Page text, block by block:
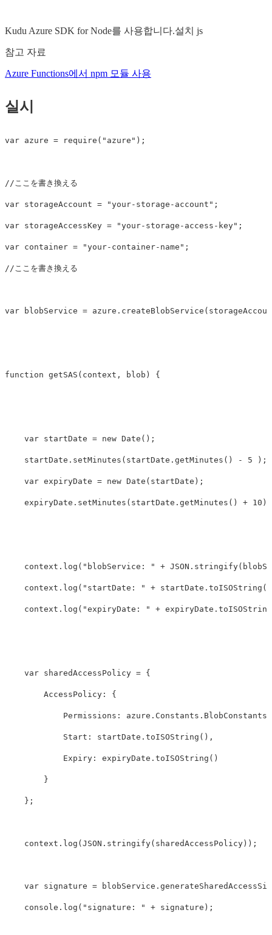
Kudu Azure SDK for Node를 사용합니다.설치 js
참고 자료
Azure Functions에서 npm 모듈 사용
실시
var azure = require ( " azure " );
//ここを書き換える
var storageAccount = "your-storage-account " ;
var storageAccessKey = "your-storage-access-key" ;
var container = "your-container-name " ;
//ここを書き換える
var blobService = azure . createBlobService (
function getSAS ( context , blob ) {
var startDate = new Date ();
startDate . setMinutes ( startDate . getMinutes () - 5 );
var expiryDate = new Date ( startDate );
expiryDate . setMinutes ( startDate . getMinutes () + 10 );
context . log ( " blobService: " + JSON . stringify(
context . log ( " startDate: " + startDate . toISOString
context . log ( "expiryDate: " + expiryDate . toISOString
var sharedAccessPolicy = {
AccessPolicy : {
Permissions : azure . Constants . BlobConstants
Start : startDate . toISOString (),
Expiry : expiryDate . toISOString ()
}
};
context . log ( JSON . stringify( sharedAccessPolicy ));
var signature = blobService .
console . log ( " signature: " + signature );